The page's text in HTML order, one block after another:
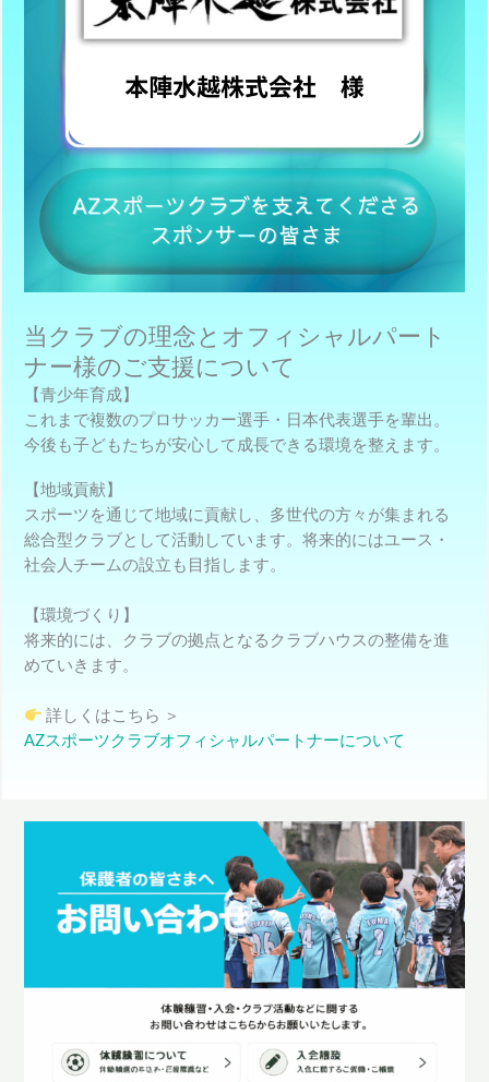
当クラブの理念とオフィシャルパート
ナー様のご支援について
【青少年育成】
これまで複数のプロサッカー選手・日本代表選手を輩出。
今後も子どもたちが安心して成長できる環境を整えます。
【地域貢献】
スポーツを通じて地域に貢献し、多世代の方々が集まれる
総合型クラブとして活動しています。将来的にはユース・
社会人チームの設立も目指します。
【環境づくり】
将来的には、クラブの拠点となるクラブハウスの整備を進
めていきます。
詳しくはこちら ＞
AZスポーツクラブオフィシャルパートナーについて